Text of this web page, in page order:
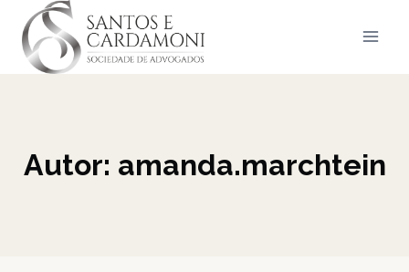
Pular
para
Autor: amanda.marchtein